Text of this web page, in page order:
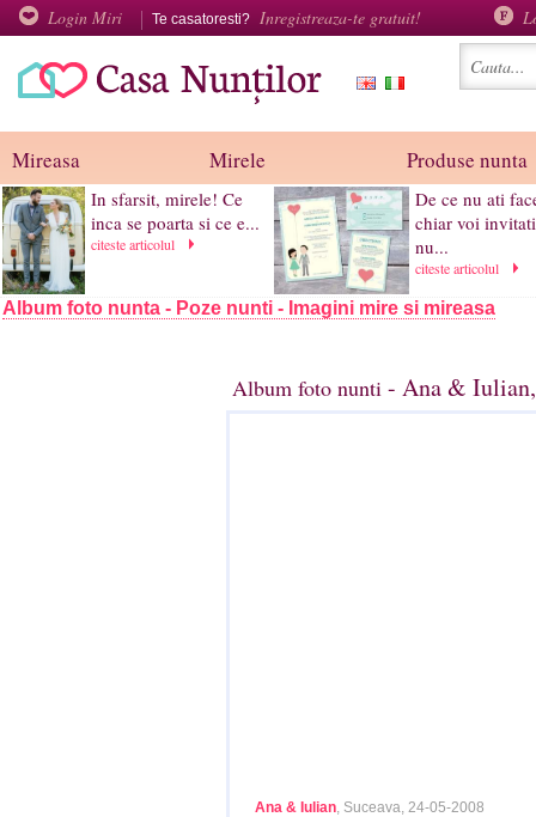
Login Miri Te casatoresti? Inregistreaza-te gratuit!
Mireasa Mirele Produse nunta
In sfarsit, mirele! Ce
inca se poarta si ce e...
citeste articolul
De ce nu ati
chiar voi
nu...
citeste articolul
Album foto nunta - Poze nunti - Imagini mire si mireasa
Album foto nunti - Ana & Iulian,
Ana & Iulian, Suceava, 24-05-2008